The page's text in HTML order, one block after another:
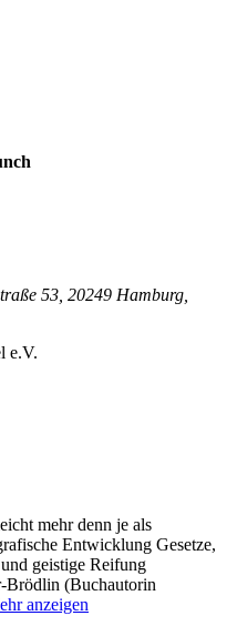
53, 20249 Hamburg,
e.V.
mehr denn je als
Entwicklung Gesetze,
und geistige Reifung
Brödlin (Buchautorin
anzeigen